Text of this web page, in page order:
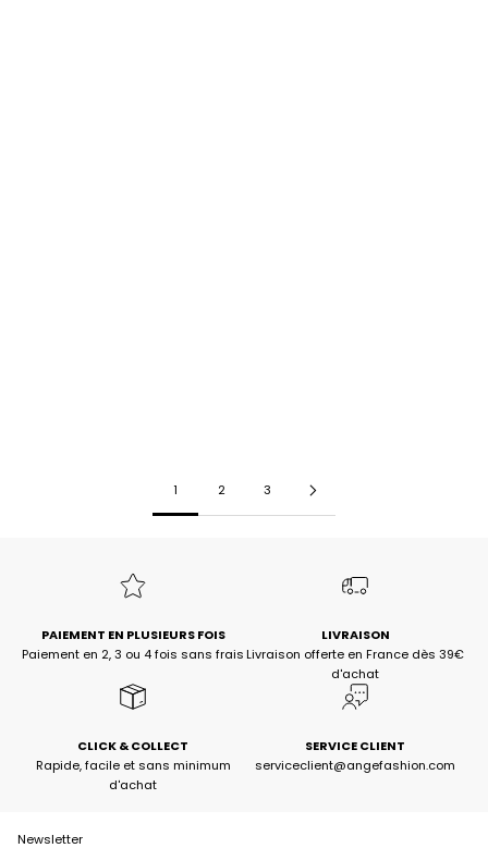
1 2 3
PAIEMENT EN PLUSIEURS FOIS
Paiement en 2, 3 ou 4 fois sans frais
LIVRAISON
Livraison offerte en France dès 39€
d'achat
CLICK & COLLECT
Rapide, facile et sans minimum
d'achat
SERVICE CLIENT
serviceclient@angefashion.com
Newsletter